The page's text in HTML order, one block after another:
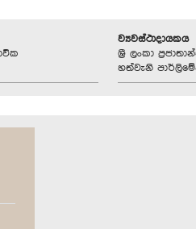
ව්‍යවස්ථාදායකය
ශ්‍රී ලංකා
හත්වැනි